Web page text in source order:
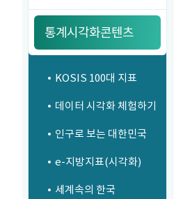
통계시각화콘텐츠
KOSIS 100대 지표
데이터 시각화 체험하기
인구로 보는 대한민국
e-지방지표(시각화)
세계속의 한국